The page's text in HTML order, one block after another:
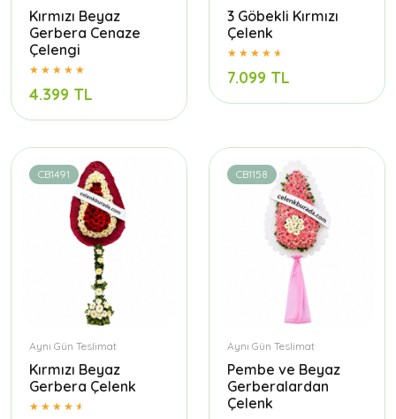
Kırmızı Beyaz
Gerbera Cenaze
Çelengi
4.399 TL
3 Göbekli Kırmızı
Çelenk
7.099 TL
CB1491
Aynı Gün Teslimat
Kırmızı Beyaz
Gerbera Çelenk
CB1158
Aynı Gün Teslimat
Pembe ve Beyaz
Gerberalardan
Çelenk